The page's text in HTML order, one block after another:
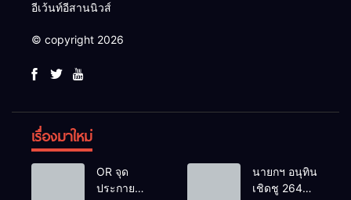
อีเว้นท์อีสานนิวส์
© copyright 2026
เรื่องมาใหม่
OR จุด
ประกาย
นายกฯ อนุทิน
เชิดชู 264